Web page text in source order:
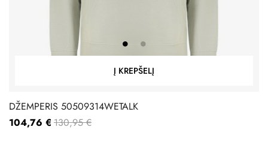
Į KREPŠELĮ
DŽEMPERIS 50509314WETALK
104,76 € 130,95 €